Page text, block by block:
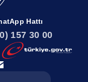
Hattı
157 30 00